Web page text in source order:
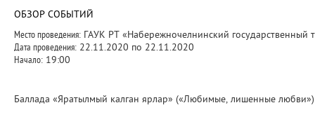
ОБЗОР СОБЫТИЙ
Место проведения: ГАУК РТ «Набережночелнинский государственный
Дата проведения: 22.11.2020 по 22.11.2020
Начало: 19:00
Баллада «Яратылмый калган ярлар» («Любимые, лишенные